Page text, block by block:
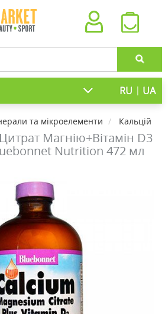
RU | UA
та мікроелементи Кальцій
Магнію+Вітамін D3
Nutrition 472 мл